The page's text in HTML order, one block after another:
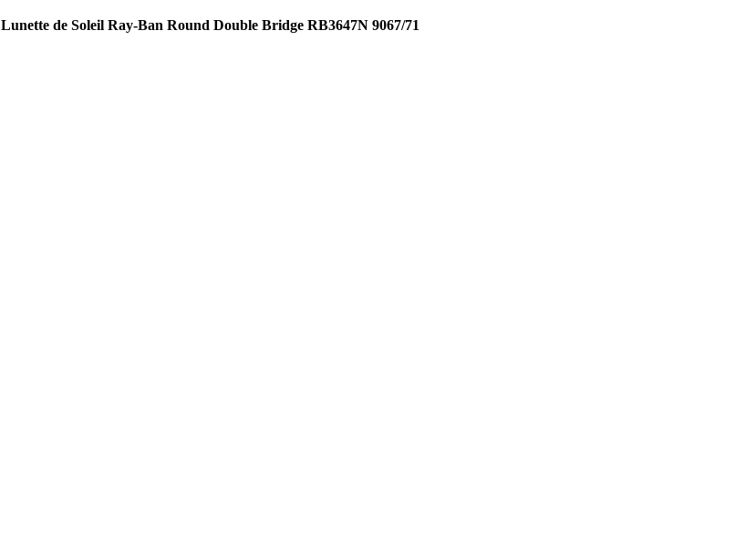
Lunette de Soleil Ray-Ban Round Double Bridge RB3647N 9067/71